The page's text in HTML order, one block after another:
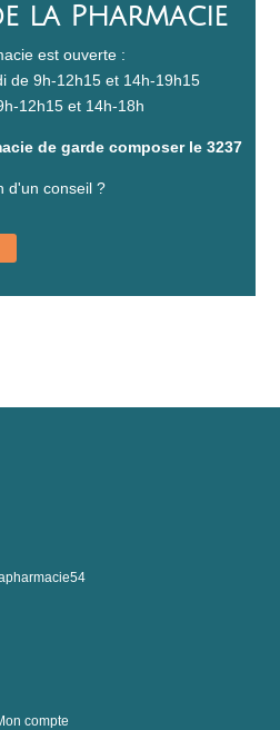
la Pharmacie
est ouverte :
de 9h-12h15 et 14h-19h15
12h15 et 14h-18h
de garde composer le 3237
d'un conseil ?
compte